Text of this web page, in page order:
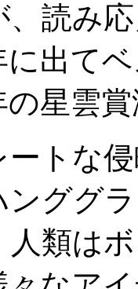
読み
に出て
星雲
トな
ンググ
人類は